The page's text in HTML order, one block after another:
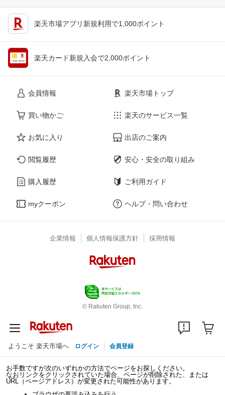
楽天市場アプリ新規利用で1,000ポイント
楽天カード新規入会で2,000ポイント
会員情報
買い物かご
お気に入り
閲覧履歴
購入履歴
myクーポン
楽天市場トップ
楽天のサービス一覧
出店のご案内
安心・安全の取り組み
ご利用ガイド
ヘルプ・問い合わせ
企業情報 個人情報保護方針 採用情報
© Rakuten Group, Inc.
ようこそ 楽天市場へ ログイン 会員登録
お手数ですが次のいずれかの方法でページをお探しください。
なおリンクをクリックされていた場合、ページが削除された、または
URL（ページアドレス）が変更された可能性があります。